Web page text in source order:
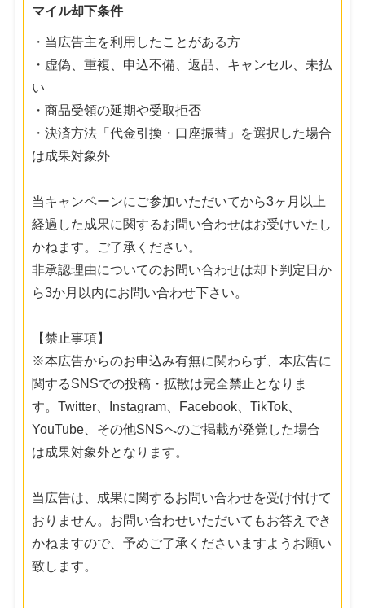
マイル却下条件
・当広告主を利用したことがある方
・虚偽、重複、申込不備、返品、キャンセル、未払
い
・商品受領の延期や受取拒否
・決済方法「代金引換・口座振替」を選択した場合
は成果対象外
当キャンペーンにご参加いただいてから3ヶ月以上
経過した成果に関するお問い合わせはお受けいたし
かねます。ご了承ください。
非承認理由についてのお問い合わせは却下判定日か
ら3か月以内にお問い合わせ下さい。
【禁止事項】
※本広告からのお申込み有無に関わらず、本広告に
関するSNSでの投稿・拡散は完全禁止となりま
す。Twitter、Instagram、Facebook、TikTok、
YouTube、その他SNSへのご掲載が発覚した場合
は成果対象外となります。
当広告は、成果に関するお問い合わせを受け付けて
おりません。お問い合わせいただいてもお答えでき
かねますので、予めご了承くださいますようお願い
致します。